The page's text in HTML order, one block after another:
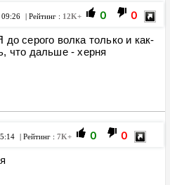
09:26 | Рейтинг : 12K+ 0 0
до серого волка только и как-
что дальше - херня
| Рейтинг : 7K+ 0 0